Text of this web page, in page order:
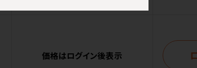
価格はログイン後表示